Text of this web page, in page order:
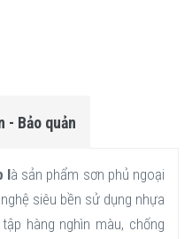
- Bảo quản
là sản phẩm sơn phủ ngoại
siêu bền sử dụng nhựa
hàng nghìn màu, chống